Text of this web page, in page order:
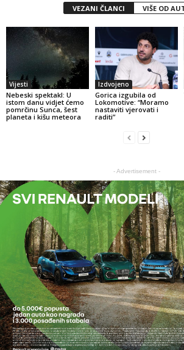
VEZANI ČLANCI VIŠE OD
Vijesti
Nebeski spektakl: U
istom danu vidjet ćemo
pomrčinu Sunca, šest
planeta i kišu meteora
Izdvojeno
Gorica izgubila od
Lokomotive: “Moramo
nastaviti vjerovati i
raditi”
- Advertisement -